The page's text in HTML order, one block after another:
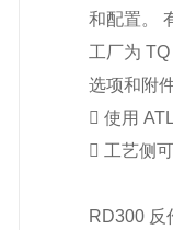
和配置。
工厂为
选项和附
 使用
 工艺侧
RD300 反